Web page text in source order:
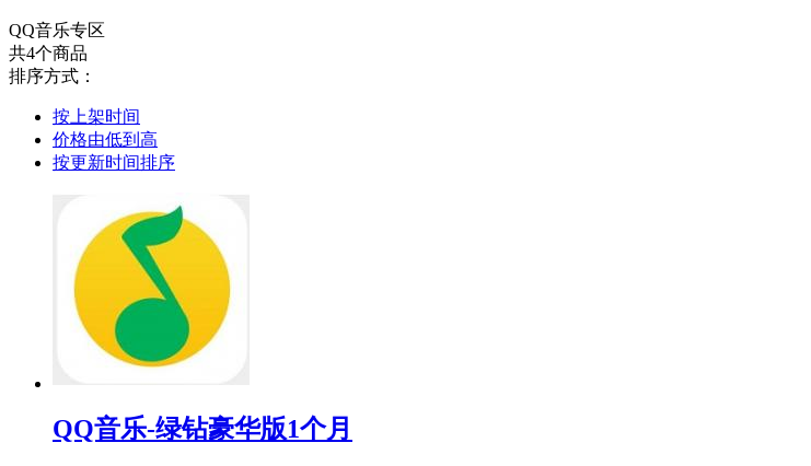
QQ音乐专区
共4个商品
排序方式：
按上架时间
价格由低到高
按更新时间排序
QQ音乐-绿钻豪华版1个月